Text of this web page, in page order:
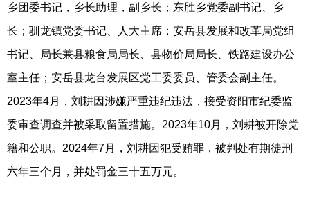
乡团委书记，乡长助理，副乡长；东胜乡党委副书记、乡
长；驯龙镇党委书记、人大主席；安岳县发展和改革局党组
书记、局长兼县粮食局局长、县物价局局长、铁路建设办公
室主任；安岳县龙台发展区党工委委员、管委会副主任。
2023年4月，刘耕因涉嫌严重违纪违法，接受资阳市纪委监
委审查调查并被采取留置措施。2023年10月，刘耕被开除党
籍和公职。2024年7月，刘耕因犯受贿罪，被判处有期徒刑
六年三个月，并处罚金三十五万元。